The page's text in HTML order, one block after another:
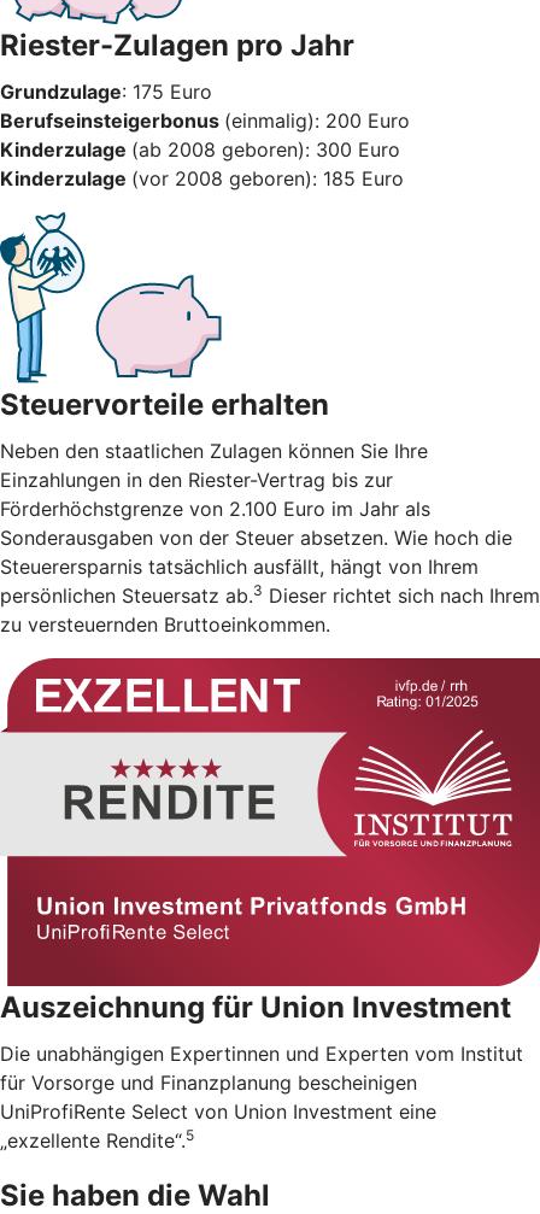
Riester-Zulagen pro Jahr
Grundzulage: 175 Euro
Berufseinsteigerbonus (einmalig): 200 Euro
Kinderzulage (ab 2008 geboren): 300 Euro
Kinderzulage (vor 2008 geboren): 185 Euro
Steuervorteile erhalten
Neben den staatlichen Zulagen können Sie Ihre
Einzahlungen in den Riester-Vertrag bis zur
Förderhöchstgrenze von 2.100 Euro im Jahr als
Sonderausgaben von der Steuer absetzen. Wie hoch die
Steuerersparnis tatsächlich ausfällt, hängt von Ihrem
persönlichen Steuersatz ab.3 Dieser richtet sich nach Ihrem
zu versteuernden Bruttoeinkommen.
Auszeichnung für Union Investment
Die unabhängigen Expertinnen und Experten vom Institut
für Vorsorge und Finanzplanung bescheinigen
UniProfiRente Select von Union Investment eine
„exzellente Rendite“.5
Sie haben die Wahl